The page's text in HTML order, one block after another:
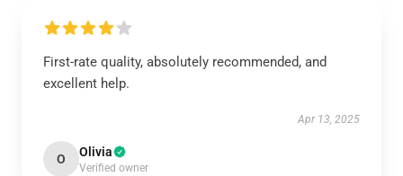
First-rate quality, absolutely recommended, and
excellent help.
Apr 13, 2025
O Olivia
Verified owner